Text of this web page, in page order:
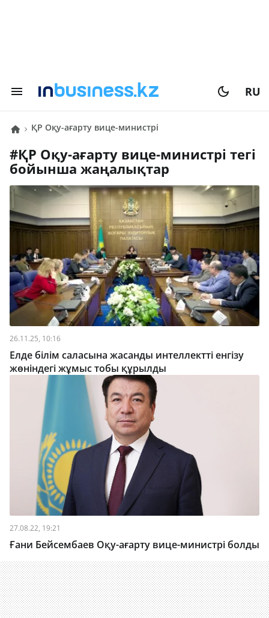
RU
ҚР Оқу-ағарту вице-министрі
# ҚР Оқу-ағарту вице-министрі тегі
бойынша жаңалықтар
26.11.25, 10:16
Елде білім саласына жасанды интеллектті енгізу
жөніндегі жұмыс тобы құрылды
27.08.22, 19:21
Ғани Бейсембаев Оқу-ағарту вице-министрі болды